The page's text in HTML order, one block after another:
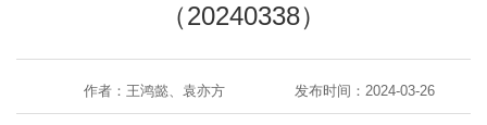
+
（20240338）
作者：王鸿懿、袁亦方 发布时间：2024-03-26